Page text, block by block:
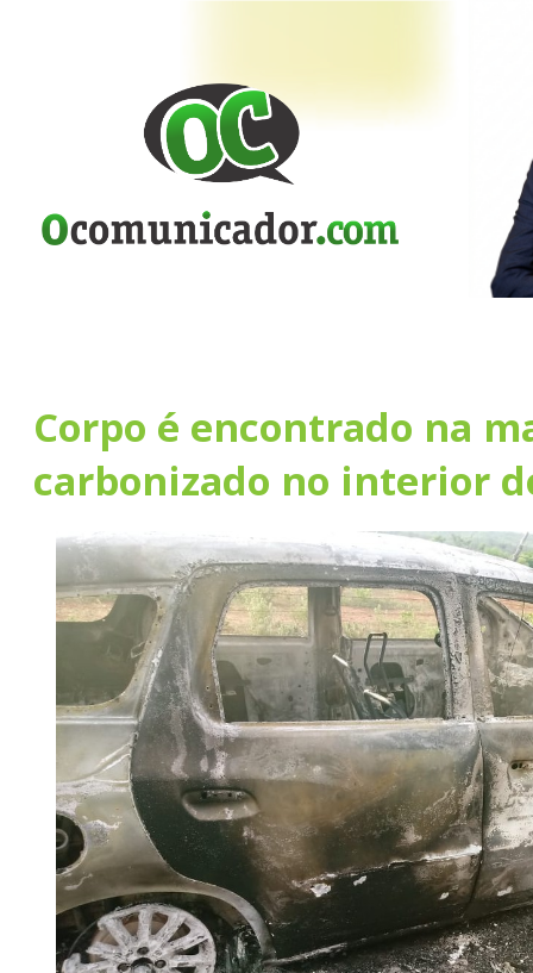
Corpo é encontrado na
carbonizado no interior